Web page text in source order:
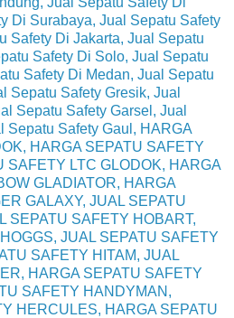
Di Surabaya, Jual Sepatu Safety
Safety Di Jakarta, Jual Sepatu
Safety Di Solo, Jual Sepatu
Safety Di Medan, Jual Sepatu
Sepatu Safety Gresik, Jual
Sepatu Safety Garsel, Jual
Sepatu Safety Gaul, HARGA
HARGA SEPATU SAFETY
SAFETY LTC GLODOK, HARGA
GLADIATOR, HARGA
GALAXY, JUAL SEPATU
SEPATU SAFETY HOBART,
JUAL SEPATU SAFETY
SAFETY HITAM, JUAL
HARGA SEPATU SAFETY
SAFETY HANDYMAN,
HERCULES, HARGA SEPATU